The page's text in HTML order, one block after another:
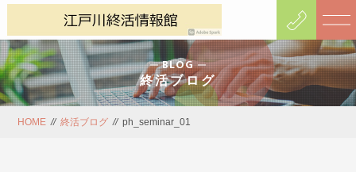
BLOG
終活ブログ
HOME // 終活ブログ // ph_seminar_01